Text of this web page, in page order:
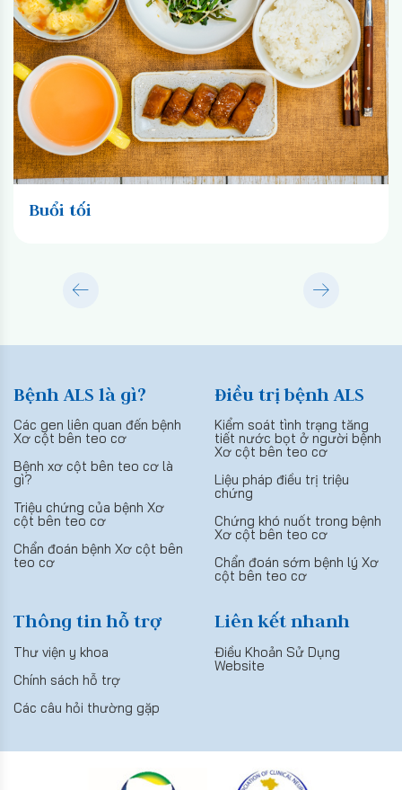
Buổi tối
Bệnh ALS là gì?
Các gen liên quan đến bệnh
Xơ cột bên teo cơ
Bệnh xơ cột bên teo cơ là
gì?
Triệu chứng của bệnh Xơ
cột bên teo cơ
Chẩn đoán bệnh Xơ cột bên
teo cơ
Điều trị bệnh ALS
Kiểm soát tình trạng tăng
tiết nước bọt ở người bệnh
Xơ cột bên teo cơ
Liệu pháp điều trị triệu
chứng
Chứng khó nuốt trong bệnh
Xơ cột bên teo cơ
Chẩn đoán sớm bệnh lý Xơ
cột bên teo cơ
Thông tin hỗ trợ
Thư viện y khoa
Chính sách hỗ trợ
Các câu hỏi thường gặp
Liên kết nhanh
Điều Khoản Sử Dụng
Website